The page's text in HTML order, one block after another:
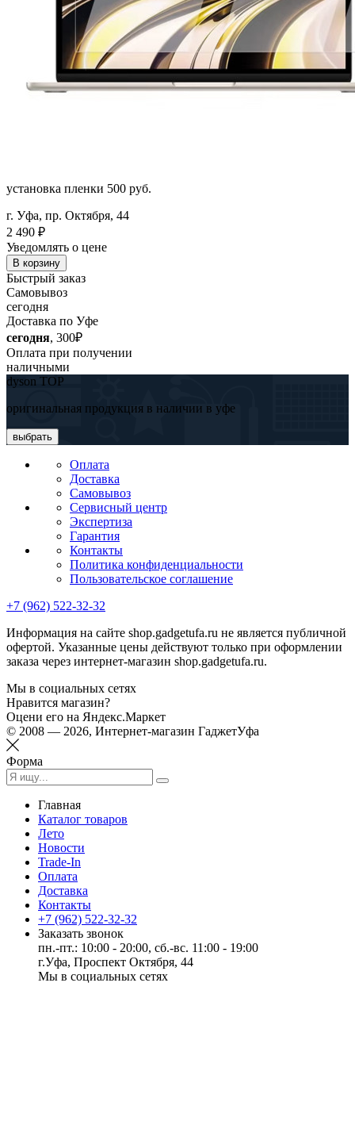
установка пленки 500 руб.
г. Уфа, пр. Октября, 44
2 490 ₽
Уведомлять о цене
В корзину
Быстрый заказ
Самовывоз
сегодня
Доставка по Уфе
сегодня, 300₽
Оплата при получении
наличными
dyson TOP
оригинальная продукция в наличии в уфе
выбрать
Оплата
Доставка
Самовывоз
Сервисный центр
Экспертиза
Гарантия
Контакты
Политика конфиденциальности
Пользовательское соглашение
+7 (962) 522-32-32
Информация на сайте shop.gadgetufa.ru не является публичной
офертой. Указанные цены действуют только при оформлении
заказа через интернет-магазин shop.gadgetufa.ru.
Мы в социальных сетях
Нравится магазин?
Оцени его на Яндекс.Маркет
© 2008 — 2026, Интернет-магазин ГаджетУфа
Форма
Главная
Каталог товаров
Лето
Новости
Trade-In
Оплата
Доставка
Контакты
+7 (962) 522-32-32
Заказать звонок
пн.-пт.: 10:00 - 20:00, сб.-вс. 11:00 - 19:00
г.Уфа, Проспект Октября, 44
Мы в социальных сетях